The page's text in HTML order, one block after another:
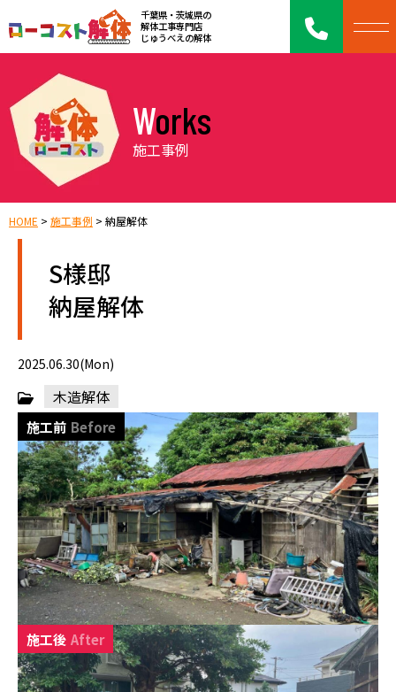
千葉県・茨城県の
解体工事専門店
じゅうべえの解体
Works
施工事例
HOME > 施工事例 > 納屋解体
S様邸
納屋解体
2025.06.30(Mon)
木造解体
施工後 After
施工前 Before